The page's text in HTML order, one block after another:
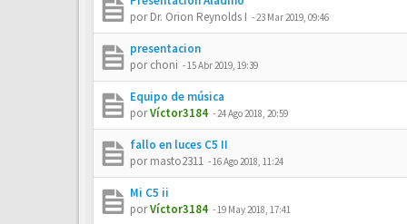
porDr. Orion Reynolds I -23 Mar 2019, 09:46
presentacion
porchoni -15 Abr 2019, 19:39
Equipo de música
porVíctor3184 -24 Ago 2018, 20:59
fallo en luces C5 II
pormasto2311 -16 Ago 2018, 11:24
Mi C5 ii
porVíctor3184 -19 May 2018, 17:41